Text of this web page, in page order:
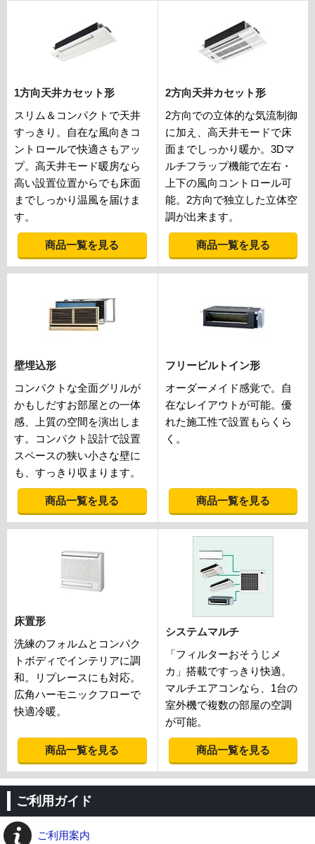
1方向天井カセット形
スリム＆コンパクトで天井
すっきり。自在な風向きコ
ントロールで快適さもアッ
プ。高天井モード暖房なら
高い設置位置からでも床面
までしっかり温風を届けま
す。
商品一覧を見る
2方向天井カセット形
2方向での立体的な気流制御
に加え、高天井モードで床
面までしっかり暖か。3Dマ
ルチフラップ機能で左右・
上下の風向コントロール可
能。2方向で独立した立体空
調が出来ます。
商品一覧を見る
壁埋込形
コンパクトな全面グリルが
かもしだすお部屋との一体
感、上質の空間を演出しま
す。コンパクト設計で設置
スペースの狭い小さな壁に
も、すっきり収まります。
商品一覧を見る
フリービルトイン形
オーダーメイド感覚で。自
在なレイアウトが可能。優
れた施工性で設置もらくら
く。
商品一覧を見る
床置形
洗練のフォルムとコンパク
トボディでインテリアに調
和。リプレースにも対応。
広角ハーモニックフローで
快適冷暖。
商品一覧を見る
システムマルチ
「フィルターおそうじメ
カ」搭載ですっきり快適。
マルチエアコンなら、1台の
室外機で複数の部屋の空調
が可能。
商品一覧を見る
ご利用ガイド
ご利用案内